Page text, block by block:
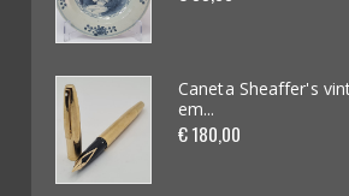
Automobilia (62)
Videojogos e Consolas (4)
Brinquedos (62)
Caneta Sheaffer's
em...
€ 180,00